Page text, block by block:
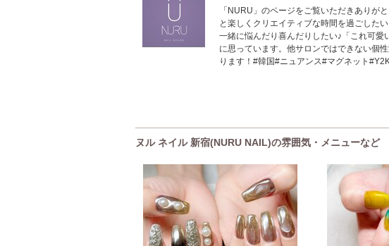
「NURU」のページをご覧いただきありが
と楽しくクリエイティブな時間を過ごした
一緒に悩んだり喜んだりしたい♪「これ可
に思っています。他サロンではできない個
ります！#韓国#ニュアンス#マグネット
ヌル ネイル 新宿(NURU NAIL)の雰囲気・メニューなど